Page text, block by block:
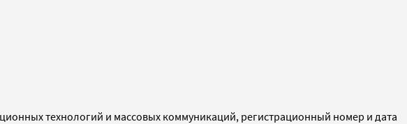
технологий и массовых коммуникаций, регистрационный номер и дата